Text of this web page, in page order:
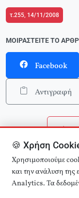
τ.255, 14/11/2008
ΜΟΙΡΑΣΤΕΊΤΕ ΤΟ
Facebook
Αντιγραφή
🍪 Χρήση
Χρησιμοποιούμε
και την ανάλυση
Analytics. Τα